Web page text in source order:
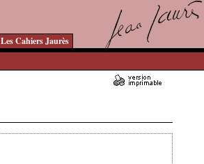
Les Cahiers Jaurès